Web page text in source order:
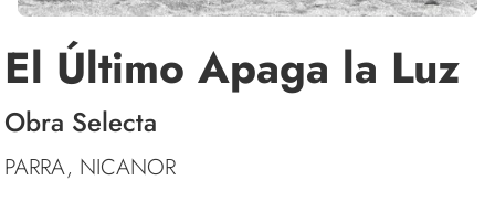
El Último Apaga la Luz
Obra Selecta
PARRA, NICANOR